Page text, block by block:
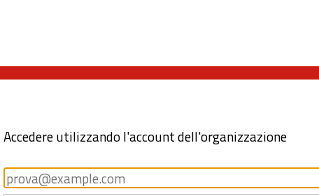
Accedere utilizzando l'account dell'organizzazione